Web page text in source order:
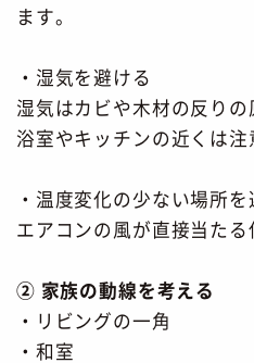
ます。
・湿気を避ける
湿気はカビや木材の反りの
浴室やキッチンの近くは注
・温度変化の少ない場所を
エアコンの風が直接当たる
② 家族の動線を考える
・リビングの一角
・和室